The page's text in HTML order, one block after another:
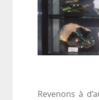
Revenons à